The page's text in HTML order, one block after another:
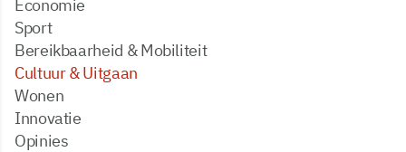
Economie
Sport
Bereikbaarheid & Mobiliteit
Cultuur & Uitgaan
Wonen
Innovatie
Opinies